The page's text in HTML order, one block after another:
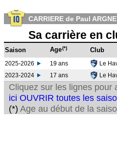
CARRIERE de Paul
Sa carrière en
Saison Age(*) Club
2025-2026 19 ans Le
2023-2024
17 ans Le
Cliquez sur les lignes
ici OUVRIR toutes les
(*) Age au début de la